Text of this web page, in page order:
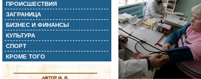
ПРОИСШЕСТВИЯ
ЗАГРАНИЦА
БИЗНЕС И ФИНАНСЫ
КУЛЬТУРА
СПОРТ
КРОМЕ ТОГО